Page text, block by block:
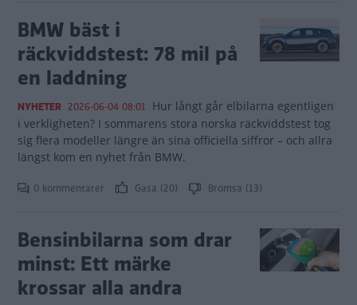
BMW bäst i
räckviddstest: 78 mil på
en laddning
NYHETER 2026-06-04 08:01 Hur långt går elbilarna egentligen
i verkligheten? I sommarens stora norska räckviddstest tog
sig flera modeller längre än sina officiella siffror – och allra
längst kom en nyhet från BMW.
0 kommentarer Gasa (20) Bromsa (13)
Bensinbilarna som drar
minst: Ett märke
krossar alla andra